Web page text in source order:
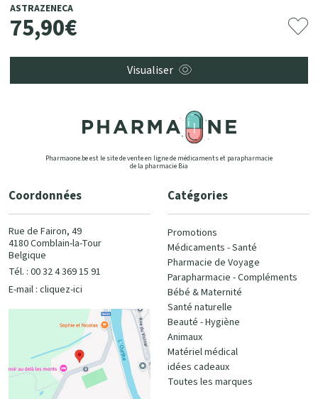
ASTRAZENECA
75,90€
Visualiser
Pharmaone.be est le site de vente en ligne de médicaments et parapharmacie
de la pharmacie Bia
Coordonnées
Rue de Fairon, 49
4180 Comblain-la-Tour
Belgique
Tél. : 00 32 4 369 15 91
E-mail : cliquez-ici
Catégories
Promotions
Médicaments - Santé
Pharmacie de Voyage
Parapharmacie - Compléments
Bébé & Maternité
Santé naturelle
Beauté - Hygiène
Animaux
Matériel médical
idées cadeaux
Toutes les marques